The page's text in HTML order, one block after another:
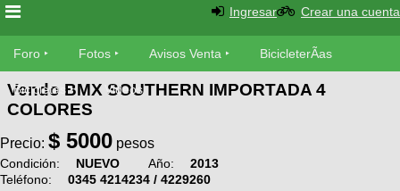
Foro
Foro
TÃ©cnica
MecÃ¡nica
Fotos
SUBÃ
tu foto
Avisos
Ventas
Ingresar Crear una cuenta
Foro Fotos Avisos Venta BicicleterÃ­as
Bicicletas Videos
Vendo BMX SOUTHERN IMPORTADA 4
COLORES
Precio: $ 5000 pesos
Condición: NUEVO Año:
2013
Teléfono:
0345 4214234 / 4229260